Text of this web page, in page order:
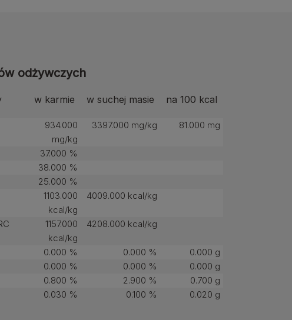
odżywczych
w karmie w suchej masie na 100 kcal
934.000
mg/kg
3397.000 mg/kg 81.000 mg
37.000 %
38.000 %
25.000 %
1103.000
kcal/kg
4009.000 kcal/kg
1157.000
kcal/kg
4208.000 kcal/kg
0.000 % 0.000 %
0.000 g
0.000 % 0.000 %
0.000 g
0.800 % 2.900 %
0.700 g
0.030 % 0.100 % 0.020 g